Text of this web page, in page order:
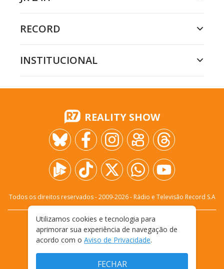
RECORD
INSTITUCIONAL
REALITY SHOW
Todos os direitos reservados - 2009-2026- Rádio e Televisão Record S.A
FALE CONOSCO
PRIVACIDADE
TERMOS E CONDIÇÕES DE USO
Utilizamos cookies e tecnologia para
aprimorar sua experiência de navegação de
acordo com o Aviso de Privacidade.
FECHAR